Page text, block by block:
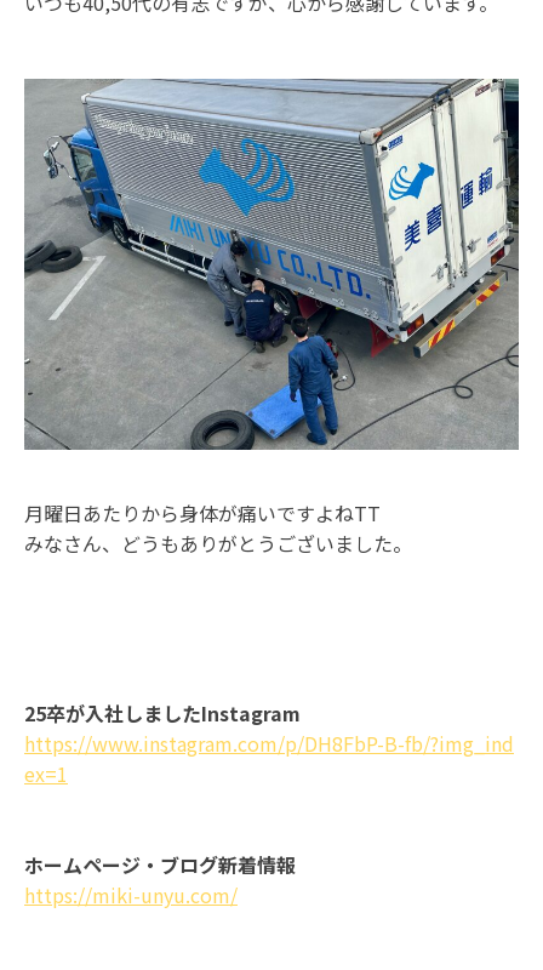
月曜日あたりから身体が痛いですよねTT
みなさん、どうもありがとうございました。
25卒が入社しましたInstagram
https://www.instagram.com/p/DH8FbP-B-fb/?img_ind
ex=1
ホームページ・ブログ新着情報
https://miki-unyu.com/